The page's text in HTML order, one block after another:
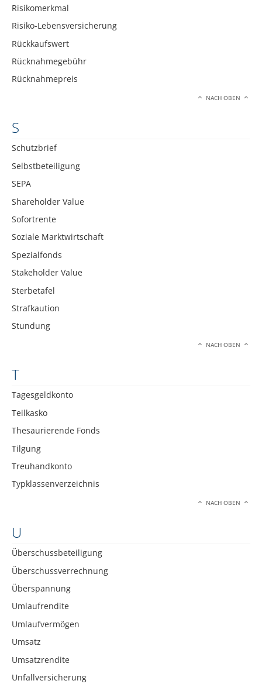
Risikomerkmal
Risiko-Lebensversicherung
Rückkaufswert
Rücknahmegebühr
Rücknahmepreis
NACH OBEN
S
Schutzbrief
Selbstbeteiligung
SEPA
Shareholder Value
Sofortrente
Soziale Marktwirtschaft
Spezialfonds
Stakeholder Value
Sterbetafel
Strafkaution
Stundung
NACH OBEN
T
Tagesgeldkonto
Teilkasko
Thesaurierende Fonds
Tilgung
Treuhandkonto
Typklassenverzeichnis
NACH OBEN
U
Überschussbeteiligung
Überschussverrechnung
Überspannung
Umlaufrendite
Umlaufvermögen
Umsatz
Umsatzrendite
Unfallversicherung